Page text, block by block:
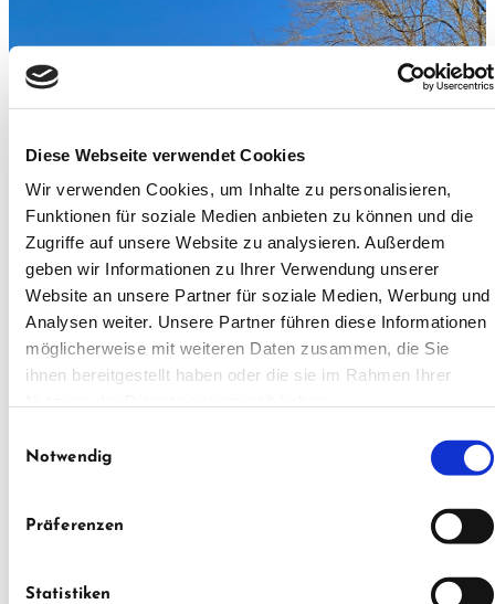
Diese Webseite verwendet Cookies
Wir verwenden Cookies, um Inhalte zu personalisieren,
Funktionen für soziale Medien anbieten zu können und die
Zugriffe auf unsere Website zu analysieren. Außerdem
geben wir Informationen zu Ihrer Verwendung unserer
Website an unsere Partner für soziale Medien, Werbung und
Analysen weiter. Unsere Partner führen diese Informationen
möglicherweise mit weiteren Daten zusammen, die Sie
ihnen bereitgestellt haben oder die sie im Rahmen Ihrer
Notwendig
Präferenzen
Statistiken